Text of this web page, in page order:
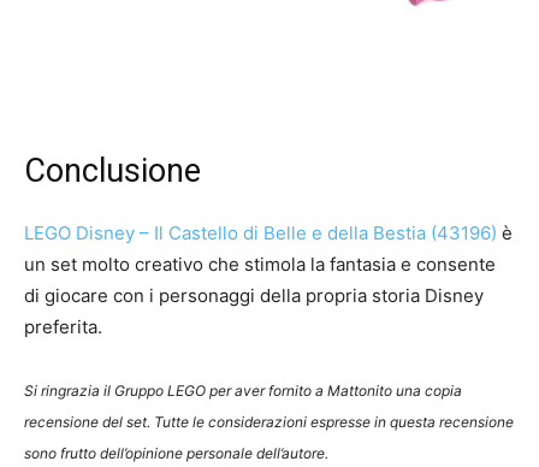
Conclusione
LEGO Disney – Il Castello di Belle e della Bestia (43196) è
un set molto creativo che stimola la fantasia e consente
di giocare con i personaggi della propria storia Disney
preferita.
Si ringrazia il Gruppo LEGO per aver fornito a Mattonito una copia
recensione del set. Tutte le considerazioni espresse in questa recensione
sono frutto dell’opinione personale dell’autore.